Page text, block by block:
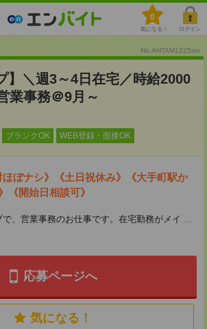
0
気になる！ ログイン
No.AHTAM1225sin
】＼週3～4日在宅／時給2000
業事務＠9月～
ブランクOK WEB登録・面接OK
ほぼナシ》《土日祝休み》《大手町駅か
《開始日相談可》
、営業事務のお仕事です。在宅勤務がメイ ...
応募ページへ
気になる！